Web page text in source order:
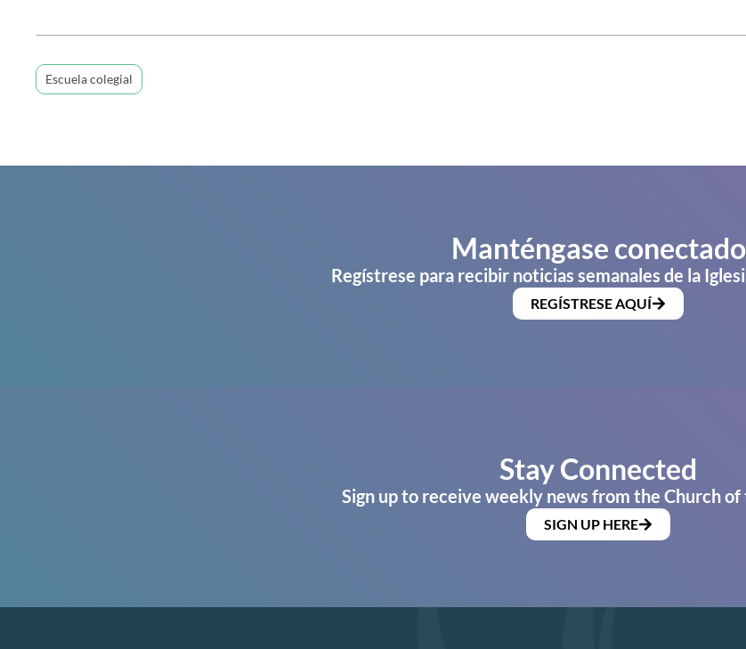
Escuela colegial
Manténgase conectado
Regístrese para recibir noticias semanales de la
REGÍSTRESE AQUÍ
Stay Connected
Sign up to receive weekly news from the Church of
SIGN UP HERE